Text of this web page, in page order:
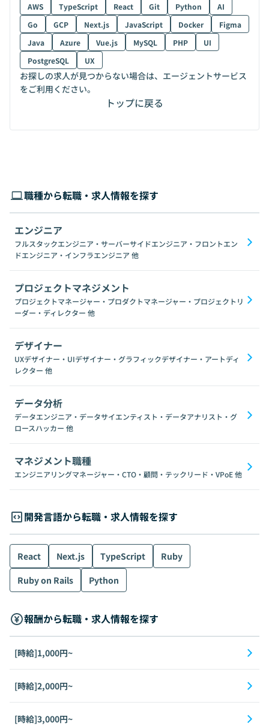
AWS TypeScript React Git Python
AI
Go
GCP Next.js JavaScript Docker
Figma
Java
Azure Vue.js MySQL PHP
UI
PostgreSQL
UX
お探しの求人が見つからない場合は、エージェントサービス
をご利用ください。
トップに戻る
職種から転職・求人情報を探す
エンジニア
フルスタックエンジニア・サーバーサイドエンジニア・フロントエン
ドエンジニア・インフラエンジニア 他
プロジェクトマネジメント
プロジェクトマネージャー・プロダクトマネージャー・プロジェクトリ
ーダー・ディレクター 他
デザイナー
UXデザイナー・UIデザイナー・グラフィックデザイナー・アートディ
レクター 他
データ分析
データエンジニア・データサイエンティスト・データアナリスト・グ
ロースハッカー 他
マネジメント職種
エンジニアリングマネージャー・CTO・顧問・テックリード・VPoE他
開発言語から転職・求人情報を探す
React Next.js TypeScript
Ruby
Ruby on Rails
Python
報酬から転職・求人情報を探す
[時給]1,000円~
[時給]2,000円~
[時給]3,000円~